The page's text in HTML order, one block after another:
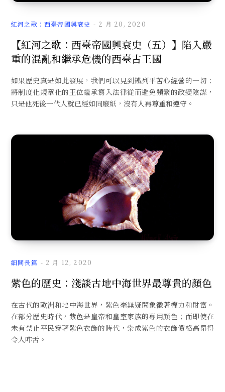
紅河之歌：西臺帝國興衰史 2 月 20, 2020
【紅河之歌：西臺帝國興衰史（五）】陷入嚴
重的混亂和繼承危機的西臺古王國
如果歷史真是如此發展，我們可以見到鐵列平苦心經營的一切：
將制度化規章化的王位繼承寫入法律從而避免頻繁的政變陰謀，
只是他死後一代人就已經如同廢紙，沒有人再尊重和遵守。
細閱長篇 2 月 12, 2020
紫色的歷史：淺談古地中海世界最尊貴的顏色
在古代的歐洲和地中海世界，紫色毫無疑問象徵著權力和財富。
在部分歷史時代，紫色是皇帝和皇室家族的專用顏色；而即使在
未有禁止平民穿著紫色衣飾的時代，染成紫色的衣飾價格高昂得
令人咋舌。